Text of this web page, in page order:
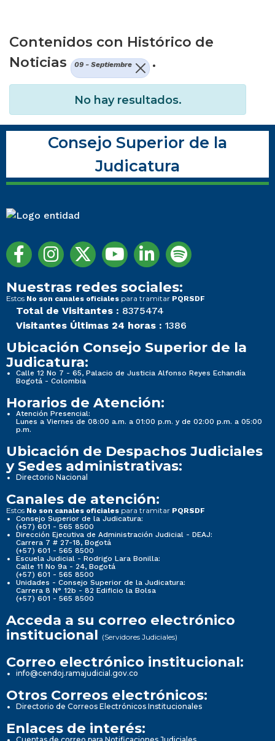
Contenidos con Histórico de
Noticias
09 - Septiembre .
No hay resultados.
Consejo Superior de la
Judicatura
Nuestras redes sociales:
Estos No son canales oficiales para tramitar PQRSDF
Total de Visitantes : 8375474
Visitantes Últimas 24 horas : 1386
Ubicación Consejo Superior de la
Judicatura:
Calle 12 No 7 - 65, Palacio de Justicia Alfonso Reyes Echandía
Bogotá - Colombia
Horarios de Atención:
Atención Presencial:
Lunes a Viernes de 08:00 a.m. a 01:00 p.m. y de 02:00 p.m. a 05:00
p.m.
Ubicación de Despachos Judiciales
y Sedes administrativas:
Directorio Nacional
Canales de atención:
Estos No son canales oficiales para tramitar PQRSDF
Consejo Superior de la Judicatura:
(+57) 601 - 565 8500
Dirección Ejecutiva de Administración Judicial - DEAJ:
Carrera 7 # 27-18, Bogotá
(+57) 601 - 565 8500
Escuela Judicial - Rodrigo Lara Bonilla:
Calle 11 No 9a - 24, Bogotá
(+57) 601 - 565 8500
Unidades - Consejo Superior de la Judicatura:
Carrera 8 N° 12b - 82 Edificio la Bolsa
(+57) 601 - 565 8500
Acceda a su correo electrónico
institucional (Servidores Judiciales)
Correo electrónico institucional:
info@cendoj.ramajudicial.gov.co
Otros Correos electrónicos:
Directorio de Correos Electrónicos Institucionales
Enlaces de interés: